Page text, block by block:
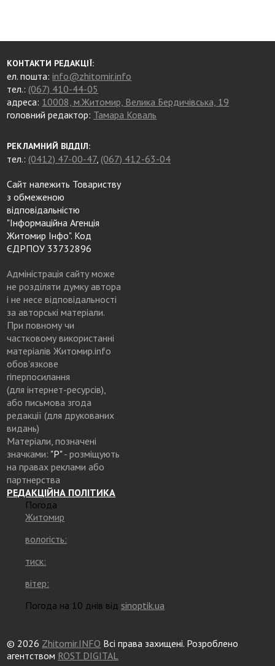
КОНТАКТИ РЕДАКЦІЇ:
ел. пошта:info@zhitomir.info
тел.: (067) 410-44-05
адреса: 10008, м.Житомир, Велика Бердичівська, 19
головний редактор: Тамара Коваль
РЕКЛАМНИЙ ВІДДІЛ:
тел.: (0412) 47-00-47, (067) 412-63-04
Сайт належить Товариству
з обмеженою
відповідальністю
"Інформаційна Агенція
Житомир Інфо". Код
ЄДРПОУ 33732896
Адміністрація сайту може
не розділяти думку автора
і не несе відповідальності
за авторські матеріали.
При повному чи
частковому використанні
матеріалів Житомир.info
обов’язкове
гіперпосилання
(для інтернет-ресурсів),
або письмова згода
редакції (для друкованих
видань)
Матеріали, позначені
значками: "Р"- розміщують
на правах реклами або
партнерства
РЕДАКЦІЙНА ПОЛІТИКА
Погода
Житомир
вологість:
тиск:
вітер:
Погода на 10 днів від sinoptik.ua
© 2026 Zhitomir.INFO Всі права захищені. Розроблено
агентством ROST DIGITAL